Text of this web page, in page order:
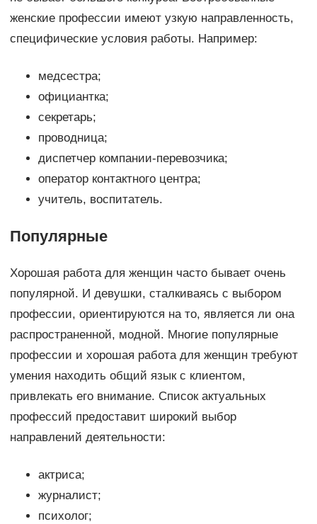
женские профессии имеют узкую направленность,
специфические условия работы. Например:
медсестра;
официантка;
секретарь;
проводница;
диспетчер компании-перевозчика;
оператор контактного центра;
учитель, воспитатель.
Популярные
Хорошая работа для женщин часто бывает очень
популярной. И девушки, сталкиваясь с выбором
профессии, ориентируются на то, является ли она
распространенной, модной. Многие популярные
профессии и хорошая работа для женщин требуют
умения находить общий язык с клиентом,
привлекать его внимание. Список актуальных
профессий предоставит широкий выбор
направлений деятельности:
актриса;
журналист;
психолог;